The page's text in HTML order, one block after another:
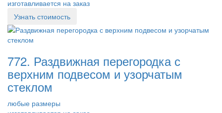
изготавливается на заказ
Узнать стоимость
772. Раздвижная перегородка с
верхним подвесом и узорчатым
стеклом
любые размеры